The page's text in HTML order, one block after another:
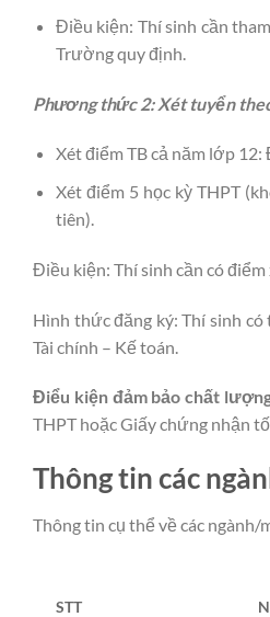
Điều kiện: Thí sinh cần
Trường quy định.
Phương thức 2: Xét tuyển
Xét điểm TB cả năm lớp
Xét điểm 5 học kỳ THPT
tiên).
Điều kiện: Thí sinh cần có
Hình thức đăng ký: Thí sinh
Tài chính – Kế toán.
Điểu kiện đảm bảo chất
THPT hoặc Giấy chứng nhận
Thông tin các
Thông tin cụ thể về các
STT